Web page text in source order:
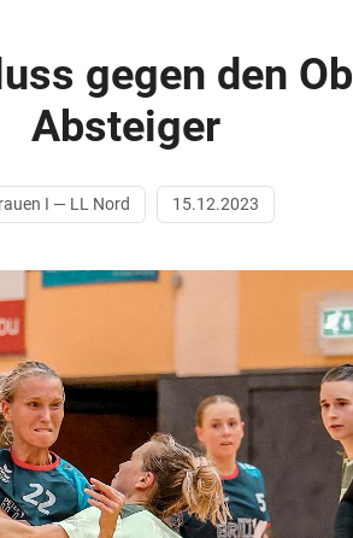
gegen den
Absteiger
I — LL Nord 15.12.2023